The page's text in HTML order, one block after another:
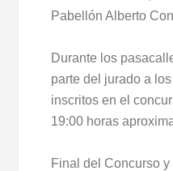
Pabellón Alberto
Durante los
parte del jurado a
inscritos en el
19:00 horas
Final del Concurso y